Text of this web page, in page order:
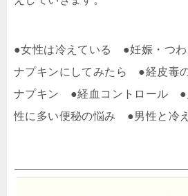
●女性は冷えている ●妊娠・つ
ナプキンにしてみたら ●経皮毒
ナプキン ●経血コントロール ●
性に多い便秘の悩み ●男性と冷